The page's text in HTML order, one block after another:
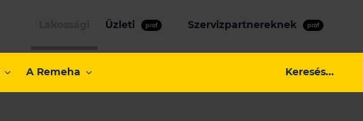
Üzleti Szervizpartnereknek
A Remeha Keresés...
Search